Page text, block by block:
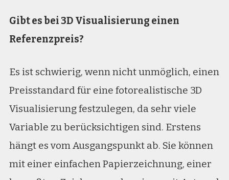
Gibt es bei 3D Visualisierung einen
Referenzpreis?
Es ist schwierig, wenn nicht unmöglich, einen
Preisstandard für eine fotorealistische 3D
Visualisierung festzulegen, da sehr viele
Variable zu berücksichtigen sind. Erstens
hängt es vom Ausgangspunkt ab. Sie können
mit einer einfachen Papierzeichnung, einer